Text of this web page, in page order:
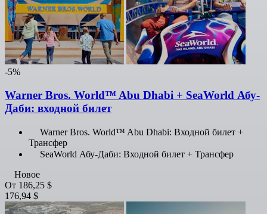
-5%
Warner Bros. World™ Abu Dhabi + SeaWorld Абу-
Даби: входной билет
Warner Bros. World™ Abu Dhabi: Входной билет +
Трансфер
SeaWorld Абу-Даби: Входной билет + Трансфер
Новое
От 186,25 $
176,94 $